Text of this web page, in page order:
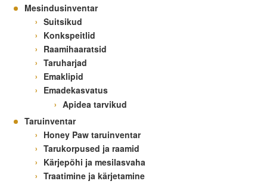
Mesindusinventar
Suitsikud
Konkspeitlid
Raamihaaratsid
Taruharjad
Emaklipid
Emadekasvatus
Apidea tarvikud
Taruinventar
Honey Paw taruinventar
Tarukorpused ja raamid
Kärjepõhi ja mesilasvaha
Traatimine ja kärjetamine